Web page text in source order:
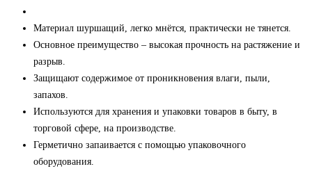
Материал шуршащий, легко мнётся, практически не тянется.
Основное преимущество – высокая прочность на растяжение и
разрыв.
Защищают содержимое от проникновения влаги, пыли,
запахов.
Используются для хранения и упаковки товаров в быту, в
торговой сфере, на производстве.
Герметично запаивается с помощью упаковочного
оборудования.